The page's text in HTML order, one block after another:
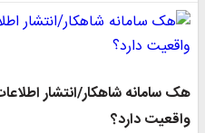
هک سامانه شاهکار/انتشار
واقعیت دارد؟